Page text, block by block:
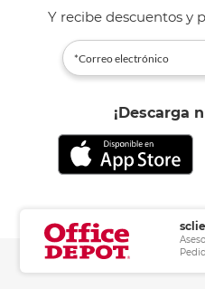
Y recibe descuentos y
¡Descarga